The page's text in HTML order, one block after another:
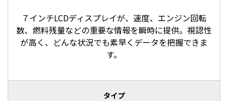
７インチLCDディスプレイが、速度、エンジン回転
数、燃料残量などの重要な情報を瞬時に提供。視認性
が高く、どんな状況でも素早くデータを把握できま
す。
タイプ